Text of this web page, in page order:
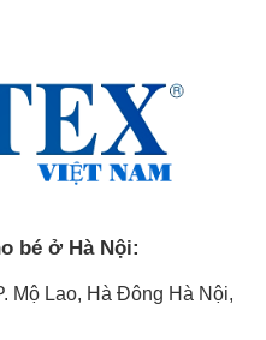
bé ở Hà Nội:
Mộ Lao, Hà Đông Hà Nội,